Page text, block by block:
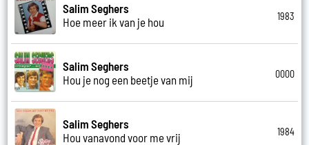
Salim Seghers
Hoe meer ik van je hou
1983
Salim Seghers
Hou je nog een beetje van mij
0000
Salim Seghers
Hou vanavond voor me vrij
1984